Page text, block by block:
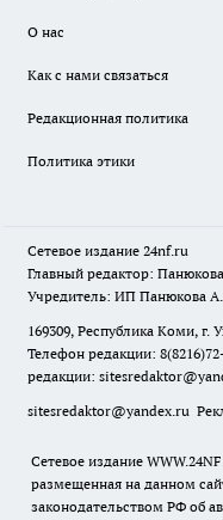
О нас
Как с нами связаться
Редакционная политика
Политика этики
Сетевое издание 24nf.ru
Главный редактор:
Учредитель: ИП Панюкова
169309, Республика Коми, г.
Телефон редакции:
редакции:
sitesredaktor@yandex.ru
Сетевое издание
размещенная на данном
законодательством РФ об